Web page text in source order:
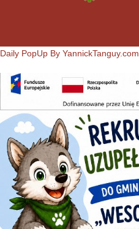
Daily PopUp By YannickTanguy.com